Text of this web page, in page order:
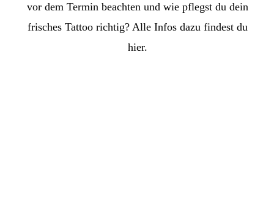
vor dem Termin beachten und wie pflegst du dein
frisches Tattoo richtig? Alle Infos dazu findest du
hier.